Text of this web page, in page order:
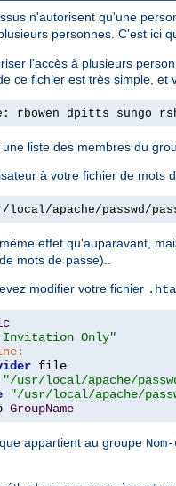
n'autorisent qu'une
personnes. C'est ici
l'accès à plusieurs
ce fichier est très simple,
rbowen dpitts sungo
liste des membres du
à votre fichier de mots
local/apache/passwd/
effet qu'auparavant,
mots de passe)..
modifier votre fichier
Invitation Only"
"/usr/local/apache/
"/usr/local/apache/
GroupName
appartient au groupe